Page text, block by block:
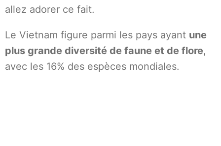
allez adorer ce fait.
Le Vietnam figure parmi les pays ayant une
plus grande diversité de faune et de flore,
avec les 16% des espèces mondiales.